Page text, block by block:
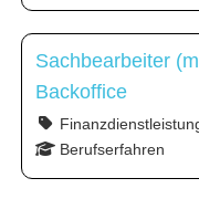
Sachbearbeiter
Backoffice
Berufserfahren